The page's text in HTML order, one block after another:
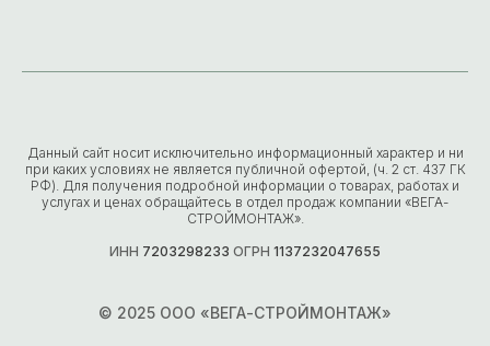
Данный сайт носит исключительно информационный характер и ни
при каких условиях не является публичной офертой, (ч. 2 ст. 437 ГК
РФ). Для получения подробной информации о товарах, работах и
услугах и ценах обращайтесь в отдел продаж компании «ВЕГА-
СТРОЙМОНТАЖ».
ИНН 7203298233 ОГРН 1137232047655
© 2025 ООО «ВЕГА-СТРОЙМОНТАЖ»